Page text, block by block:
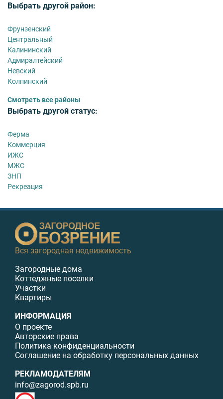
Выбрать другой район:
Фрунзенский
Центральный
Калининский
Адмиралтейский
Невский
Колпинский
Смотреть все районы
Выбрать другой статус:
Ферма
Коммерция
ИЖС
МЖС
ЗНП
Рекреация
Вся загородная недвижимость
Загородные дома
Коттеджные поселки
Участки
Квартиры
ИНФОРМАЦИЯ
О проекте
Авторские права
Политика конфиденциальности
Соглашение на обработку персональных данных
РЕКЛАМОДАТЕЛЯМ
info@zagorod.spb.ru